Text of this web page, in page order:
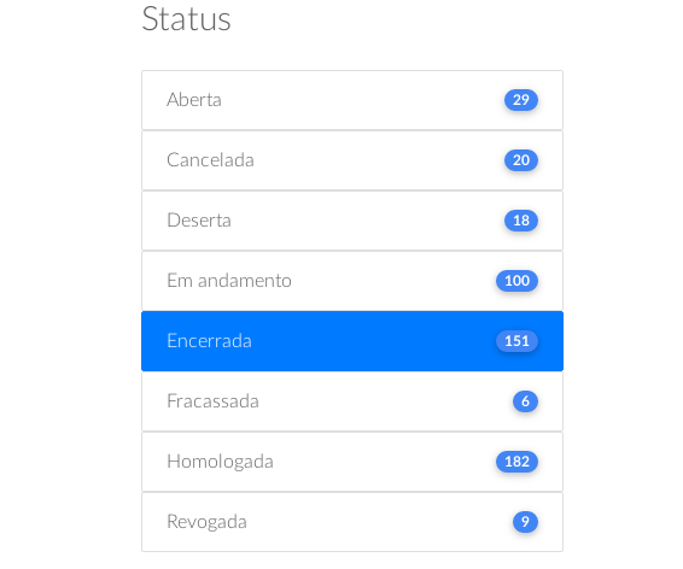
Status
Aberta 29
Cancelada 20
Deserta 18
Em andamento 100
Encerrada 151
Fracassada 6
Homologada 182
Revogada 9